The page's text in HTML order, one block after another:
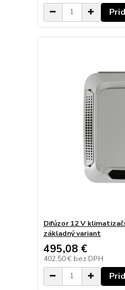
Difúzor 12 V
základný variant
495,08 €
402,50 € bez DPH